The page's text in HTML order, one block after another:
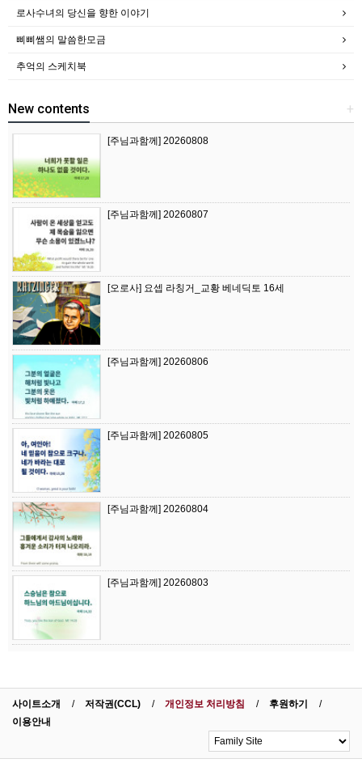
로사수녀의 당신을 향한 이야기
삐삐쌤의 말씀한모금
추억의 스케치북
+
New contents
[주님과함께] 20260808
[주님과함께] 20260807
[오로사] 요셉 라칭거_교황 베네딕토 16세
[주님과함께] 20260806
[주님과함께] 20260805
[주님과함께] 20260804
[주님과함께] 20260803
사이트소개 저작권(CCL) 개인정보 처리방침
후원하기
이용안내